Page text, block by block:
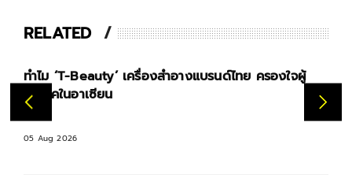
RELATED
องสำอางแบรนด์ไทย ครองใจผู้
เหตุผลที่ธรรมชาติช่วยเ